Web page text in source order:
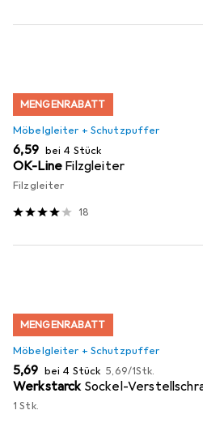
MENGENRABATT
Möbelgleiter + Schutzpuffer
EUR
6,59 bei 4 Stück
OK-Line Filzgleiter
Filzgleiter
18
MENGENRABATT
Möbelgleiter + Schutzpuffer
EUR
5,69 bei 4 Stück EUR
5,69/1Stk.
Werkstarck Sockel-
1 Stk.